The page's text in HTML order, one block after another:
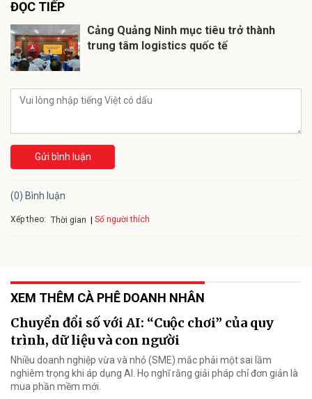
ĐỌC TIẾP
Cảng Quảng Ninh mục tiêu trở thành
trung tâm logistics quốc tế
Gửi bình luận
(0) Bình luận
Xếp theo: Thời gian Số người thích
XEM THÊM CÀ PHÊ DOANH NHÂN
Chuyển đổi số với AI: “Cuộc chơi” của quy
trình, dữ liệu và con người
Nhiều doanh nghiệp vừa và nhỏ (SME) mắc phải một sai lầm
nghiêm trọng khi áp dụng AI. Họ nghĩ rằng giải pháp chỉ đơn giản là
mua phần mềm mới.